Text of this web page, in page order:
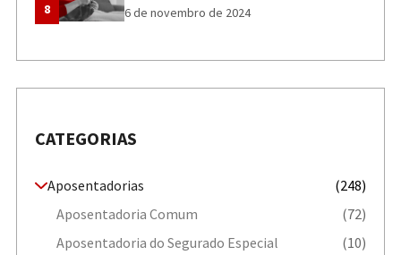
8 6 de novembro de 2024
CATEGORIAS
Aposentadorias
(248)
Aposentadoria Comum
(72)
Aposentadoria do Segurado Especial
(10)